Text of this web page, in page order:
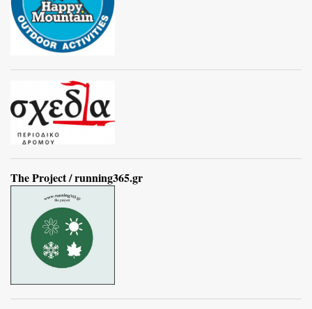
The Project / running365.gr